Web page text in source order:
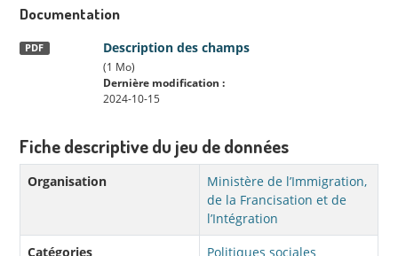
Documentation
Description des champs
PDF
(1 Mo)
Dernière modification :
2024-10-15
Fiche descriptive du jeu de données
Organisation
Ministère de l’Immigration,
de la Francisation et de
l’Intégration
Catégories
Politiques sociales